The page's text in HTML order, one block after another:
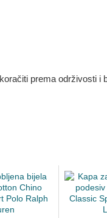
prema održivosti i